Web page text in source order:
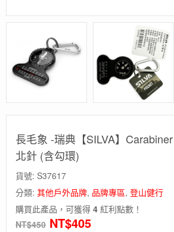
長毛象 -瑞典【SILVA】
北針 (含勾環)
貨號: S37617
分類: 其他戶外品牌, 品牌專區, 登山健行
購買此產品，可獲得 4 紅利點數！
NT$450 NT$405